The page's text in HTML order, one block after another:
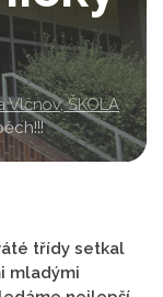
Vlčnov, ŠKOLA
třídy setkal
mladými